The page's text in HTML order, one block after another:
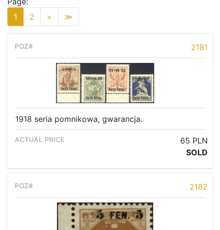
1
2 > ≫
2181
1918 seria pomnikowa, gwarancja.
65 PLN
SOLD
2182